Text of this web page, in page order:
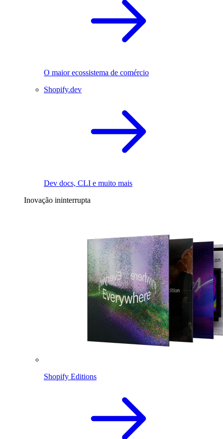
O maior ecossistema de comércio
Shopify.dev
Dev docs, CLI e muito mais
Inovação ininterrupta
Shopify Editions